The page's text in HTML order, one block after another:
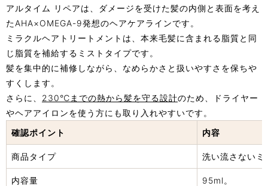
アルタイム リペアは、ダメージを受けた髪の内側と表面を考え
たAHA×OMEGA-9発想のヘアケアラインです。
ミラクルヘアトリートメントは、本来毛髪に含まれる脂質と同
じ脂質を補給するミストタイプです。
髪を集中的に補修しながら、なめらかさと扱いやすさを保ちや
すくします。
さらに、 230℃までの熱から髪を守る設計のため、ドライヤー
やヘアアイロンを使う方にも取り入れやすいです。
確認ポイント
内容
商品タイプ 洗い流さない
内容量 95ml。